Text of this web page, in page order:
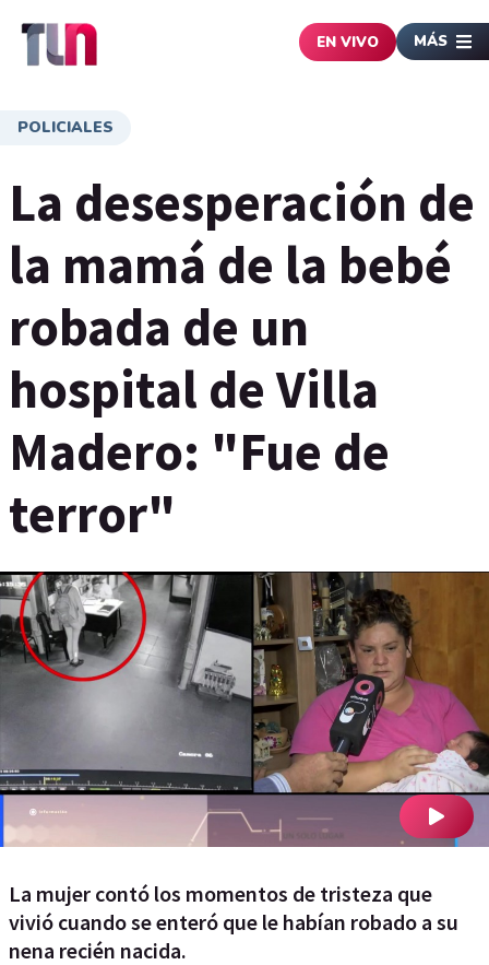
EN VIVO MÁS
POLICIALES
La desesperación de
la mamá de la bebé
robada de un
hospital de Villa
Madero: "Fue de
terror"
La mujer contó los momentos de tristeza que
vivió cuando se enteró que le habían robado a su
nena recién nacida.